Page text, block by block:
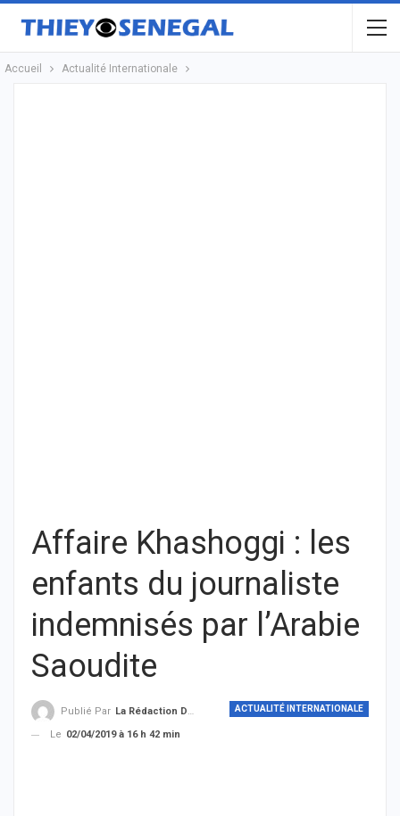
Accueil Actualité Internationale
Affaire Khashoggi : les
enfants du journaliste
indemnisés par l’Arabie
Saoudite
ACTUALITÉ INTERNATIONALE
Publié Par La Rédaction De THIEYSENEGAL.com
Le 02/04/2019 à 16 h 42 min